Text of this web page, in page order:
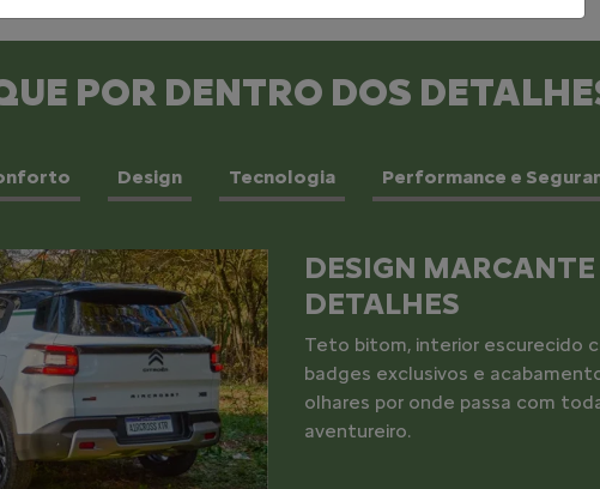
POR DENTRO DOS
Design Tecnologia Performance e
MOTOR E
Performance na cidade, leveza
Novo Aircross XTR é equipado
de 7 marchas, ideal para quem
conforto.